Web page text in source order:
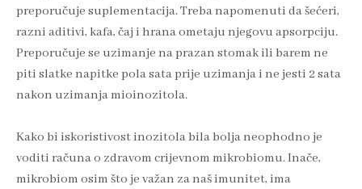
preporučuje suplementacija. Treba napomenuti da šećeri,
razni aditivi, kafa, čaj i hrana ometaju njegovu apsorpciju.
Preporučuje se uzimanje na prazan stomak ili barem ne
piti slatke napitke pola sata prije uzimanja i ne jesti 2 sata
nakon uzimanja mioinozitola.
Kako bi iskoristivost inozitola bila bolja neophodno je
voditi računa o zdravom crijevnom mikrobiomu. Inače,
mikrobiom osim što je važan za naš imunitet, ima